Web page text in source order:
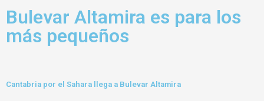
Bulevar Altamira es para los
más pequeños
Cantabria por el Sahara llega a Bulevar Altamira